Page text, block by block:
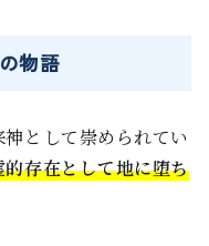
物語
神として崇められてい
存在として地に堕ち